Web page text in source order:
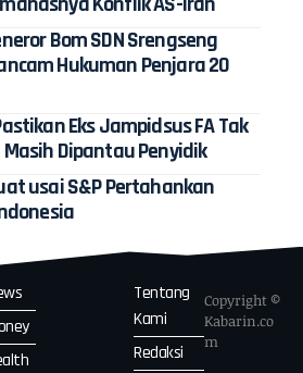
Bom SDN Srengseng
Hukuman Penjara 20
Eks Jampidsus FA Tak
Dipantau Penyidik
usai S&P Pertahankan
Tentang
Kami
Redaksi
Copyright ©
Kabarin.co
m